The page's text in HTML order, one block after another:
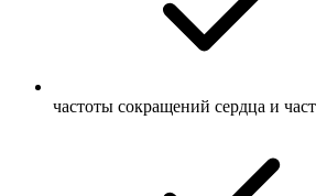
частоты сокращений сердца и